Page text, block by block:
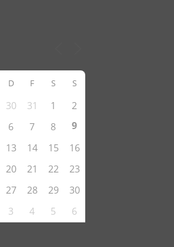
D F S S
30 31 1
2
6 7 8
9
13 14 15
16
20 21 22
23
27 28 29
30
3 4 5 6